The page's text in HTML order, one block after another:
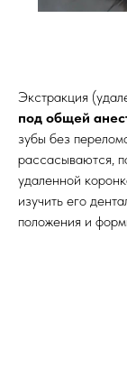
Экстракция
под общей
зубы без
рассасываются,
удаленной
изучить его
положения и